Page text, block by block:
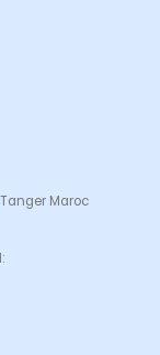
Tanger Maroc